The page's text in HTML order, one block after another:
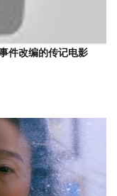
件改编的传记电影